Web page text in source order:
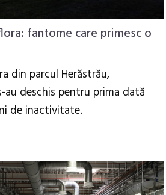
fantome care primesc o
din parcul Herăstrău,
au deschis pentru prima dată
de inactivitate.